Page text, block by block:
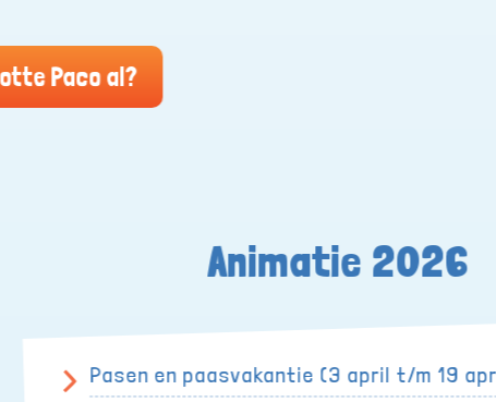
Paco al?
Animatie 2026
Pasen en paasvakantie (3 april t/m 19